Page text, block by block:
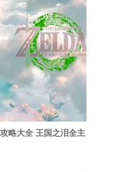
略大全 王国之泪全主